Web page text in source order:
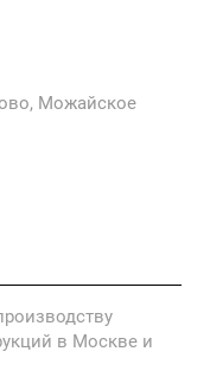
Можайское
в Москве и